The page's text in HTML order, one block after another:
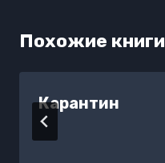
Похожие книги
Карантин